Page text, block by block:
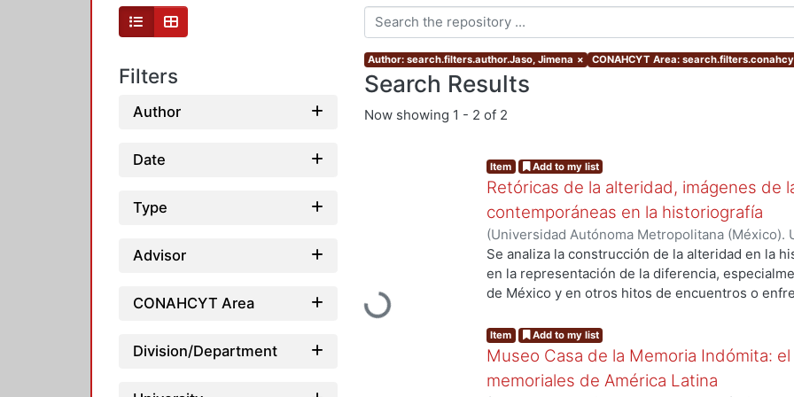
Filters
Author
Date
Type
Advisor
CONAHCYT Area
Division/Department
Author: search.filters.author.Jaso, Jimena × CONAHCYT Area:
Search Results
Now showing 1 - 2 of 2
Loading...
Item Add to my list
Retóricas de la alteridad, imágenes de
contemporáneas en la historiografía
(Universidad Autónoma Metropolitana (México).
Ciencias Sociales y Humanidades.,2025-02 )
Mantecón, Álvaro;Navarrete Linares, Federico;
Ortega, Martha ;Moreno Guzmán, María Olvido;
Elmy Grisel;Rodríguez, Israel
Santa Cruz, Aída Sofía ;Olvera Serrano, Margarita
Alexandra
; Moya López, Laura Angelica
Ortiz, Alejandro;Pappe, Silvia;Rufer, Mario
Se analiza la construcción de la alteridad en la
en la representación de la diferencia,
de México y en otros hitos de encuentros o
través de “Retóricas de la alteridad, imágenes
la historia desde una perspectiva histórica y
pensar que la historia no es un relato único y
constante construcción que debe permanecer
Item Add to my list
Museo Casa de la Memoria Indómita:
memoriales de América Latina